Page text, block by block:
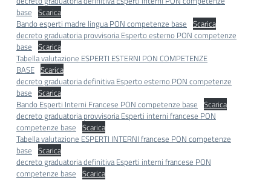
base Scarica
Bando esperti madre lingua PON competenze base Scarica
decreto graduatoria provvisoria Esperto esterno PON competenze
base Scarica
Tabella valutazione ESPERTI ESTERNI PON COMPETENZE
BASE Scarica
decreto graduatoria definitiva Esperto esterno PON competenze
base Scarica
Bando Esperti Interni Francese PON competenze base Scarica
decreto graduatoria provvisoria Esperti interni francese PON
competenze base Scarica
Tabella valutazione ESPERTI INTERNI francese PON competenze
base Scarica
decreto graduatoria definitiva Esperti interni francese PON
competenze base Scarica